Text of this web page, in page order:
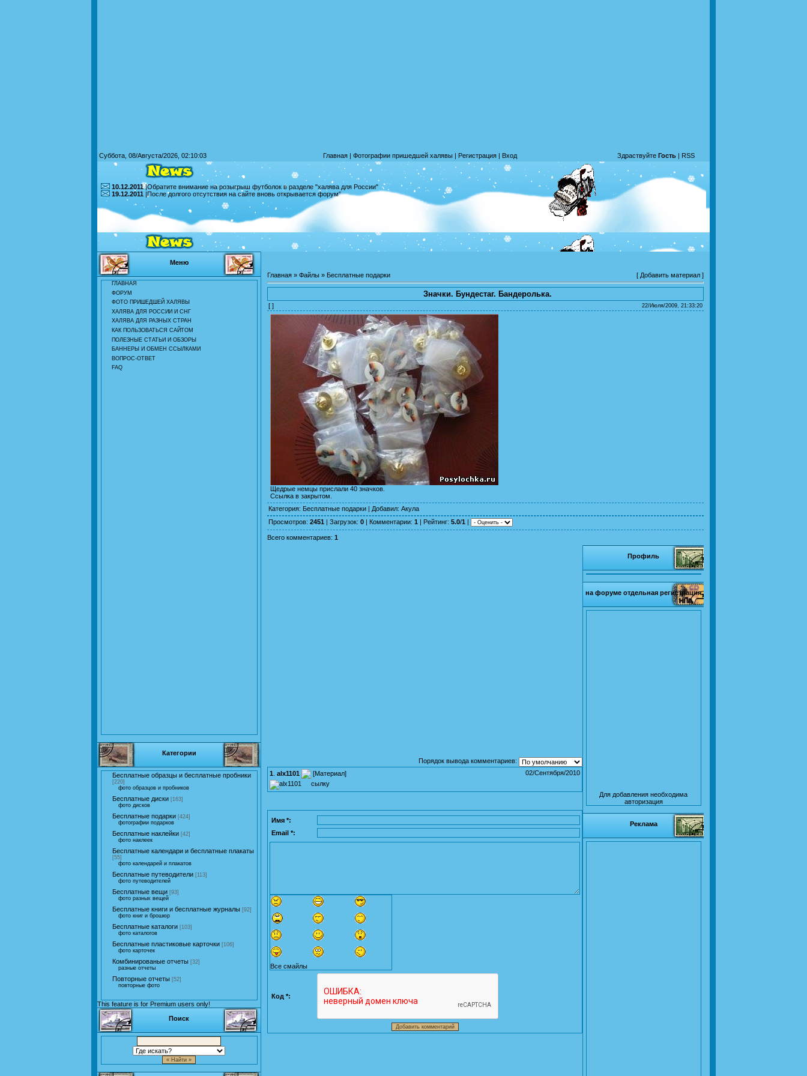
Суббота, 08/Августа/2026, 02:10:03 Главная | Фотографии пришедшей халявы | Регистрация | Вход Здраствуйте Гость | RSS
10.12.2011|Обратите внимание на розыгрыш футболок в разделе "халява для России"
19.12.2011 |После долгого отсутствия на сайте вновь открывается форум"
Меню
ГЛАВНАЯ
ФОРУМ
ФОТО ПРИШЕДШЕЙ ХАЛЯВЫ
ХАЛЯВА ДЛЯ РОССИИ И СНГ
ХАЛЯВА ДЛЯ РАЗНЫХ СТРАН
КАК ПОЛЬЗОВАТЬСЯ САЙТОМ
ПОЛЕЗНЫЕ СТАТЬИ И ОБЗОРЫ
БАННЕРЫ И ОБМЕН ССЫЛКАМИ
ВОПРОС-ОТВЕТ
FAQ
Категории
Бесплатные образцы и бесплатные пробники
[220]
фото образцов и пробников
Бесплатные диски [163]
фото дисков
Бесплатные подарки [424]
фотографии подарков
Бесплатные наклейки [42]
фото наклеек
Бесплатные календари и бесплатные плакаты
[55]
фото календарей и плакатов
Бесплатные путеводители [113]
фото путеводителей
Бесплатные вещи [93]
фото разных вещей
Бесплатные книги и бесплатные журналы [92]
фото книг и брошюр
Бесплатные каталоги [103]
фото каталогов
Бесплатные пластиковые карточки [106]
фото карточек
Комбинированые отчеты [32]
разные отчеты
Повторные отчеты [52]
повторные фото
This feature is for Premium users only!
Поиск
Главная » Файлы » Бесплатные подарки [ Добавить материал ]
Значки. Бундестаг. Бандеролька.
[ ] 22/Июля/2009, 21:33:20
Щедрые немцы прислали 40 значков.
Ссылка в закрытом.
Категория: Бесплатные подарки | Добавил: Акула
Просмотров: 2451 | Загрузок: 0 | Комментарии: 1 | Рейтинг: 5.0/1 |
Всего комментариев: 1
Порядок вывода комментариев:
02/Сентября/2010
1 alx1101 [Материал]
сылку
Имя *:
Email *:
Все смайлы
Код *:
Профиль
на форуме отдельная регистрация
Для добавления необходима
авторизация
Реклама